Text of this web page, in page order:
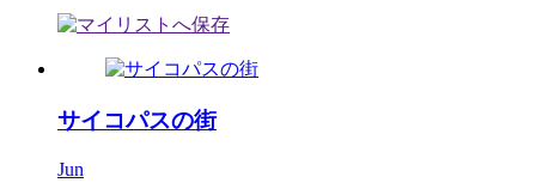
サイコパスの街
Jun